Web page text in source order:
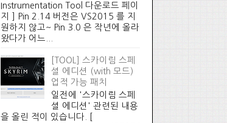
Instrumentation Tool 다운로드 페이
지 ] Pin 2.14 버전은 VS2015 를 지
원하지 않고~ Pin 3.0 은 작년에 올라
왔다가 어느...
[TOOL] 스카이림 스페
셜 에디션 (with 모드)
업적 가능 패치
일전에 '스카이림 스페
셜 에디션' 관련된 내용
을 올린 적이 있습니다. [